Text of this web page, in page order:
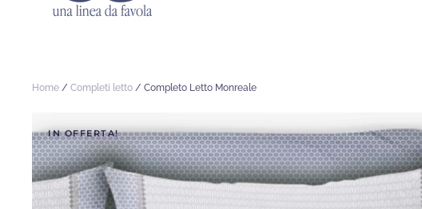
Home / Completi letto / Completo Letto Monreale
IN OFFERTA!